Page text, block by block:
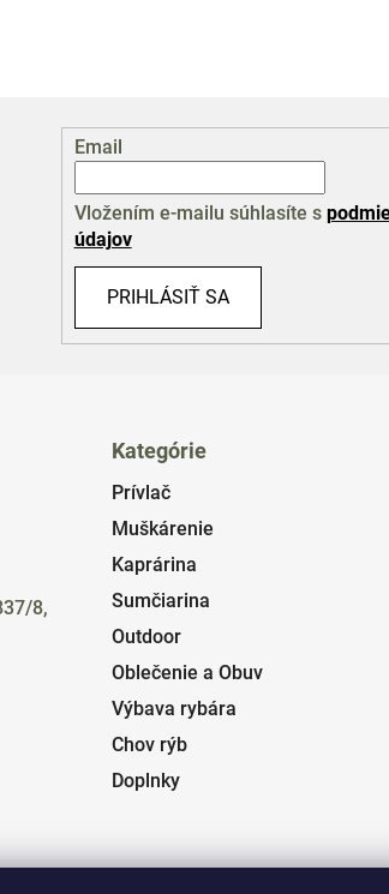
Email
Vložením e-mailu súhlasíte s
údajov
PRIHLÁSIŤ SA
8,
Kategórie
Prívlač
Muškárenie
Kaprárina
Sumčiarina
Outdoor
Oblečenie a Obuv
Výbava rybára
Chov rýb
Doplnky